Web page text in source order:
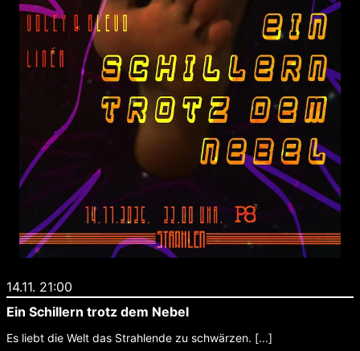
14.11. 21:00
Ein Schillern trotz dem Nebel
Es liebt die Welt das Strahlende zu schwärzen. [...]